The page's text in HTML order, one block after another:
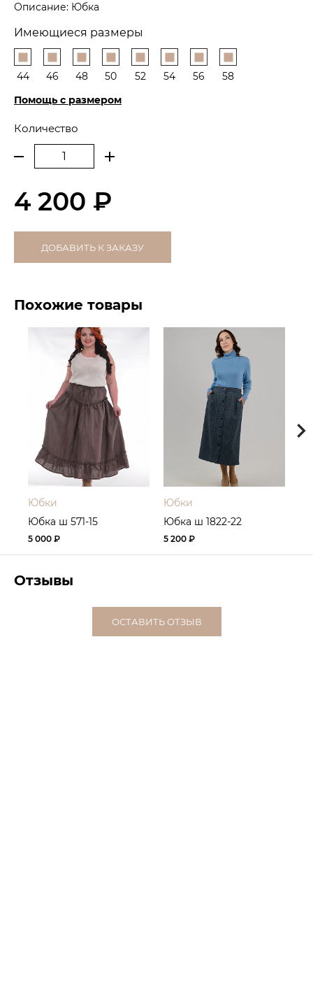
Описание: Юбка
Имеющиеся размеры
44 46 48 50 52 54 56
58
Помощь с размером
Количество
4 200 ₽
ДОБАВИТЬ К ЗАКАЗУ
Похожие товары
Юбки
Юбка ш 571-15
5 000 ₽
Юбки
Юбка ш 1822-22
5 200 ₽
Отзывы
ОСТАВИТЬ ОТЗЫВ